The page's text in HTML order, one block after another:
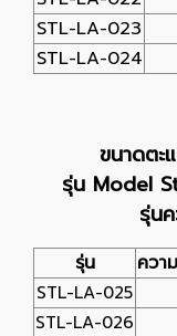
STL-LA-023
STL-LA-024
ขนาดตะ
รุ่น Model
รุ่น
รุ่น ควา
STL-LA-025
STL-LA-026